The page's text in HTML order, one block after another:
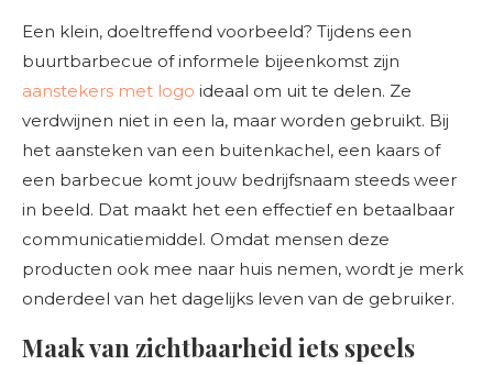
Een klein, doeltreffend voorbeeld? Tijdens een
buurtbarbecue of informele bijeenkomst zijn
aanstekers met logo ideaal om uit te delen. Ze
verdwijnen niet in een la, maar worden gebruikt. Bij
het aansteken van een buitenkachel, een kaars of
een barbecue komt jouw bedrijfsnaam steeds weer
in beeld. Dat maakt het een effectief en betaalbaar
communicatiemiddel. Omdat mensen deze
producten ook mee naar huis nemen, wordt je merk
onderdeel van het dagelijks leven van de gebruiker.
Maak van zichtbaarheid iets speels